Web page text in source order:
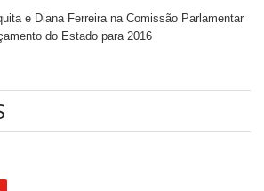
e Diana Ferreira na Comissão Parlamentar
do Estado para 2016